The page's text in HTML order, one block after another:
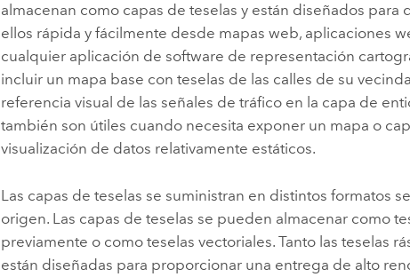
almacenan como capas de teselas y están diseñados para
ellos rápida y fácilmente desde mapas web, aplicaciones
cualquier aplicación de software de representación
incluir un mapa base con teselas de las calles de su
referencia visual de las señales de tráfico en la capa de
también son útiles cuando necesita exponer un mapa o
visualización de datos relativamente estáticos.
Las capas de teselas se suministran en distintos formatos
origen. Las capas de teselas se pueden almacenar como
previamente o como teselas vectoriales. Tanto las teselas
están diseñadas para proporcionar una entrega de alto